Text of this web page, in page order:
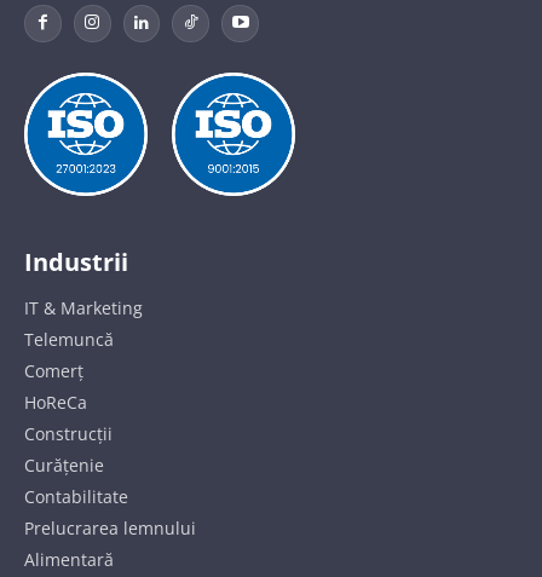
Industrii
IT & Marketing
Telemuncă
Comerț
HoReCa
Construcții
Curățenie
Contabilitate
Prelucrarea lemnului
Alimentară